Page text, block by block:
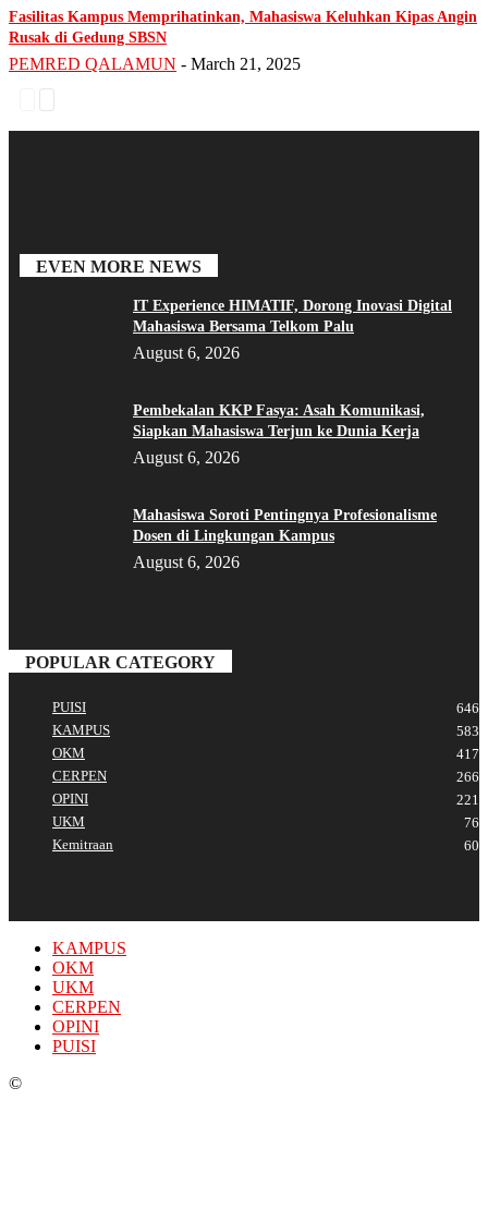
Fasilitas Kampus Memprihatinkan, Mahasiswa Keluhkan Kipas Angin
Rusak di Gedung SBSN
PEMRED QALAMUN - March 21, 2025
EVEN MORE NEWS
IT Experience HIMATIF, Dorong Inovasi Digital
Mahasiswa Bersama Telkom Palu
August 6, 2026
Pembekalan KKP Fasya: Asah Komunikasi,
Siapkan Mahasiswa Terjun ke Dunia Kerja
August 6, 2026
Mahasiswa Soroti Pentingnya Profesionalisme
Dosen di Lingkungan Kampus
August 6, 2026
POPULAR CATEGORY
PUISI
646
KAMPUS
583
OKM
417
CERPEN
266
OPINI
221
UKM
76
Kemitraan
60
KAMPUS
OKM
UKM
CERPEN
OPINI
PUISI
©